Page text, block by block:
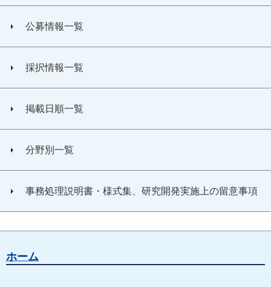
公募情報一覧
採択情報一覧
掲載日順一覧
分野別一覧
事務処理説明書・様式集、研究開発実施上の留意事項
ホーム